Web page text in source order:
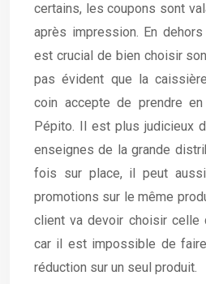
certains, les coupons sont
après impression. En
est crucial de bien choisir
pas évident que la
coin accepte de prendre
Pépito. Il est plus judicieux
enseignes de la grande
fois sur place, il peut aussi
promotions sur le même
client va devoir choisir celle
car il est impossible de
réduction sur un seul produit.